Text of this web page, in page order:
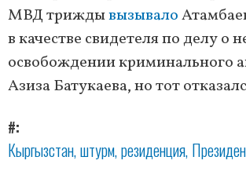
МВД триждывызывало
в качестве свидетеля по делу о
освобождении криминального
Азиза Батукаева, но тот
#
Кыргызстан штурм резиденция